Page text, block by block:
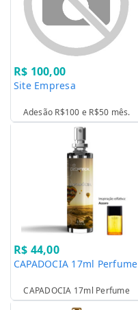
R$ 100,00
Site Empresa
Adesão R$100 e R$50 mês.
R$ 44,00
CAPADOCIA 17ml Perfume
CAPADOCIA 17ml Perfume